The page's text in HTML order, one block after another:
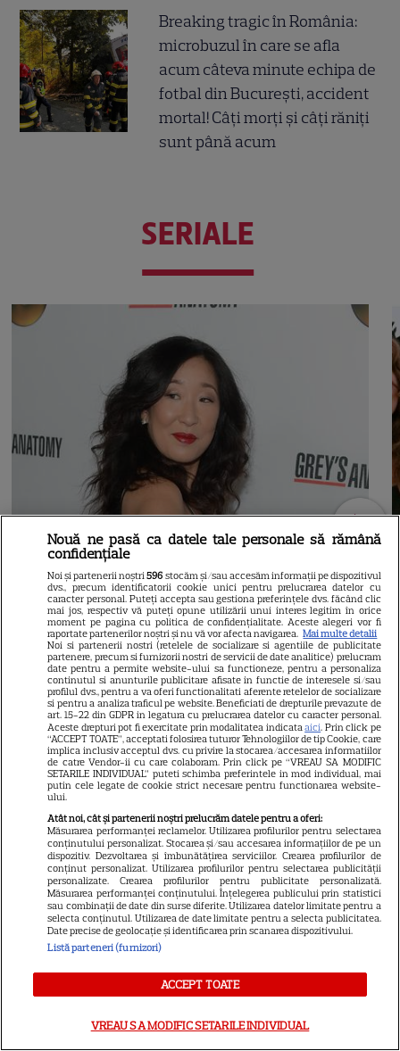
Breaking tragic în România:
microbuzul în care se afla
acum câteva minute echipa de
fotbal din București, accident
mortal! Câți morți și câți răniți
sunt până acum
SERIALE
21
SERIALE AMERICANE
Sandra Oh dezvăluie de ce a
plecat din „Anatomia lui Grey”.
Discuția cu Shonda Rhimes
care a schimbat totul pentru
Cristina Yang
ARTICOLE PARTENERI
Nouă ne pasă ca datele tale personale să rămână
confidențiale
Noi și partenerii noștri596 stocăm și/sau accesăm informații pe dispozitivul
dvs., precum identificatorii cookie unici pentru prelucrarea datelor cu
caracter personal. Puteți accepta sau gestiona preferințele dvs. făcând clic
mai jos, respectiv vă puteți opune utilizării unui interes legitim în orice
moment pe pagina cu politica de confidențialitate. Aceste alegeri vor fi
raportate partenerilor noștri și nu vă vor afecta navigarea. Mai multe detalii
Noi si partenerii nostri (retelele de socializare si agentiile de publicitate
partenere, precum si furnizorii nostri de servicii de date analitice) prelucram
date pentru a permite website-ului sa functioneze, pentru a personaliza
continutul si anunturile publicitare afisate in functie de interesele si/sau
profilul dvs., pentru a va oferi functionalitati aferente retelelor de socializare
si pentru a analiza traficul pe website. Beneficiati de drepturile prevazute de
art. 15-22 din GDPR in legatura cu prelucrarea datelor cu caracter personal.
Aceste drepturi pot fi exercitate prin modalitatea indicataaici. Prin click pe
“ACCEPT TOATE”, acceptati folosirea tuturor Tehnologiilor de tip Cookie, care
implica inclusiv acceptul dvs. cu privire la stocarea/accesarea informatiilor
de catre Vendor-ii cu care colaboram. Prin click pe “VREAU SA MODIFIC
SETARILE INDIVIDUAL” puteti schimba preferintele in mod individual, mai
putin cele legate de cookie strict necesare pentru functionarea website-
ului.
Atât noi, cât și partenerii noștri prelucrăm datele pentru a oferi:
Măsurarea performanței reclamelor. Utilizarea profilurilor pentru selectarea
conținutului personalizat. Stocarea și/sau accesarea informațiilor de pe un
dispozitiv. Dezvoltarea și îmbunătățirea serviciilor. Crearea profilurilor de
conținut personalizat. Utilizarea profilurilor pentru selectarea publicității
personalizate. Crearea profilurilor pentru publicitate personalizată.
Măsurarea performanței conținutului. Înțelegerea publicului prin statistici
sau combinații de date din surse diferite. Utilizarea datelor limitate pentru a
selecta conținutul. Utilizarea de date limitate pentru a selecta publicitatea.
Date precise de geolocație și identificarea prin scanarea dispozitivului.
Listă parteneri (furnizori)
ACCEPT TOATE
VREAU SA MODIFIC SETARILE INDIVIDUAL